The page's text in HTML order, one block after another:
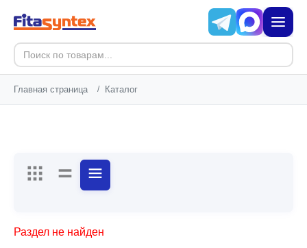
Главная страница / Каталог
Раздел не найден